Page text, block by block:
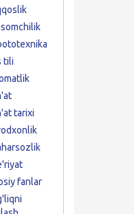
tili
tarixi
fanlar